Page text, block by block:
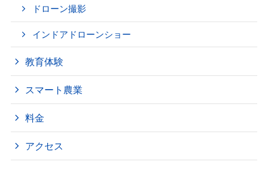
ドローン撮影
インドアドローンショー
教育体験
スマート農業
料金
アクセス